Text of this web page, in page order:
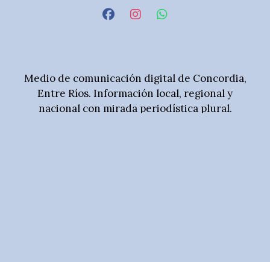
Medio de comunicación digital de Concordia,
Entre Ríos. Información local, regional y
nacional con mirada periodística plural.